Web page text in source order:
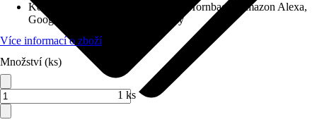
Kompatibilita
SMART HOME by Hornbach, Amazon Alexa,
Google Home, Philips Hue, Shelly
Více informací o zboží
Množství (ks)
1 ks